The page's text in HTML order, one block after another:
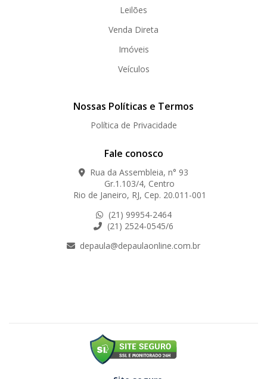
Leilões
Venda Direta
Imóveis
Veículos
Nossas Políticas e Termos
Política de Privacidade
Fale conosco
Rua da Assembleia, n° 93
Gr.1.103/4, Centro
Rio de Janeiro, RJ, Cep. 20.011-001
(21) 99954-2464
(21) 2524-0545/6
depaula@depaulaonline.com.br